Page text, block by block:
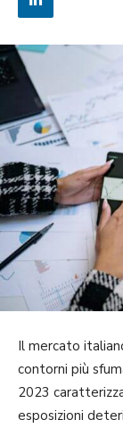
Il mercato
contorni più
2023
esposizioni